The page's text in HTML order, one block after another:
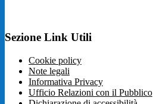
Sezione Link Utili
Cookie policy
Note legali
Informativa Privacy
Ufficio Relazioni con il Pubblico